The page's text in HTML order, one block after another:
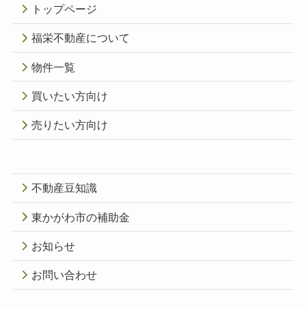
トップページ
福栄不動産について
物件一覧
買いたい方向け
売りたい方向け
不動産豆知識
東かがわ市の補助金
お知らせ
お問い合わせ